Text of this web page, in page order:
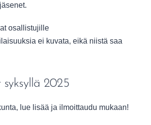
osallistujille
ei kuvata, eikä niistä saa
syksyllä 2025
lue lisää ja ilmoittaudu mukaan!